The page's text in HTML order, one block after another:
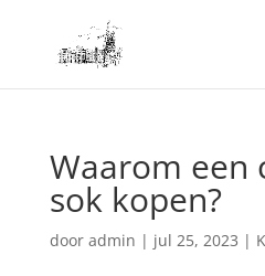
Waarom een
sok kopen?
door admin | jul 25, 2023 |